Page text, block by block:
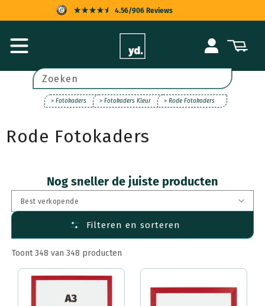
content
4.56/906 Reviews
KOPERSBESCHERMING
SNELLE LEVERING
UITSTEKENDE KLANTENSERVICE
InloggenWinkelwagen
Zoeken
> Fotokaders > Fotokaders Kleur > Rode Fotokaders
Rode Fotokaders
Nog sneller de juiste producten
Filteren en sorteren
Toont 348 van 348 producten